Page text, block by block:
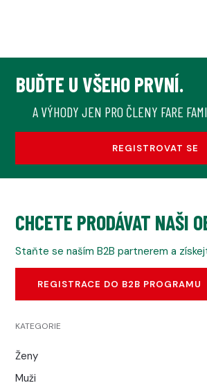
BUĎTE U VŠEHO PRVNÍ.
A VÝHODY JEN PRO ČLENY FARE
REGISTROVAT SE
CHCETE PRODÁVAT NAŠI
Staňte se naším B2B partnerem a
REGISTRACE DO B2B PROGRAMU
KATEGORIE
Ženy
Muži